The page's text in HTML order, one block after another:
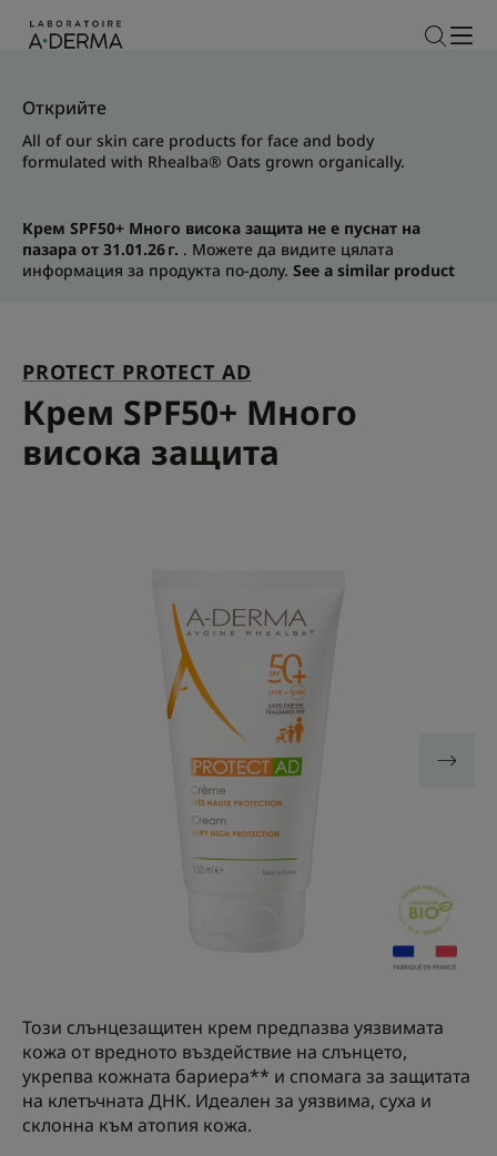
Крем SPF50+ Много висока защита не е пуснат на
пазара от 31.01.26 г. . Можете да видите цялата
информация за продукта по-долу. See a similar product
Открийте
All of our skin care products for face and body
formulated with Rhealba® Oats grown organically.
PROTECT PROTECT AD
Крем SPF50+ Много
висока защита
Този слънцезащитен крем предпазва уязвимата
кожа от вредното въздействие на слънцето,
укрепва кожната бариера** и спомага за защитата
на клетъчната ДНК. Идеален за уязвима, суха и
склонна към атопия кожа.